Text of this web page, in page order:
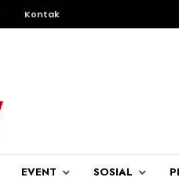
Kontak
EVENT SOSIAL